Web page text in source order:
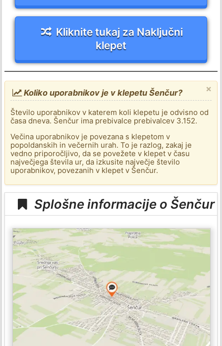
Kliknite tukaj za Naključni
klepet
×
Koliko uporabnikov je v klepetu Šenčur?
Število uporabnikov v katerem koli klepetu je odvisno od
časa dneva. Šenčur ima prebivalce prebivalcev 3.152.
Večina uporabnikov je povezana s klepetom v
popoldanskih in večernih urah. To je razlog, zakaj je
vedno priporočljivo, da se povežete v klepet v času
največjega števila ur, da izkusite največje število
uporabnikov, povezanih v klepet v Šenčur.
Splošne informacije o Šenčur